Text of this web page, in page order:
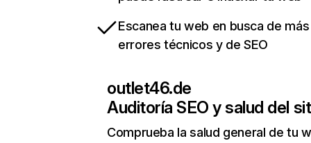
Escanea tu web en busca de
errores técnicos y de SEO
outlet46.de
Auditoría SEO y salud del
Comprueba la salud general de tu